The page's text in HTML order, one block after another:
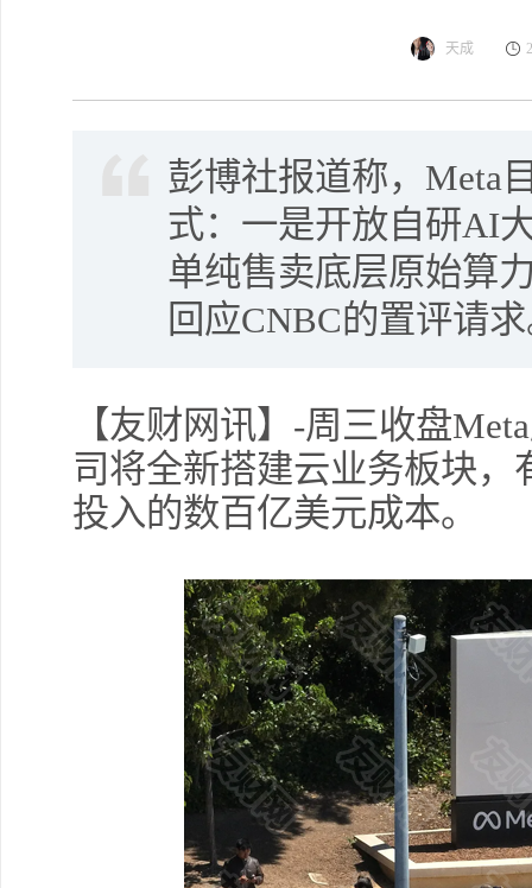
天成
彭博社报道称，Meta
式：一是开放自研AI
单纯售卖底层原始算
回应CNBC的置评请
【友财网讯】-周三收盘
司将全新搭建云业务板块
投入的数百亿美元成本。